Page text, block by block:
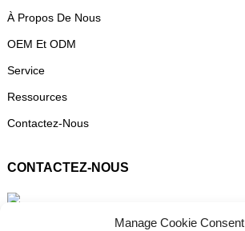
À Propos De Nous
OEM Et ODM
Service
Ressources
Contactez-Nous
CONTACTEZ-NOUS
Manage Cookie Consent